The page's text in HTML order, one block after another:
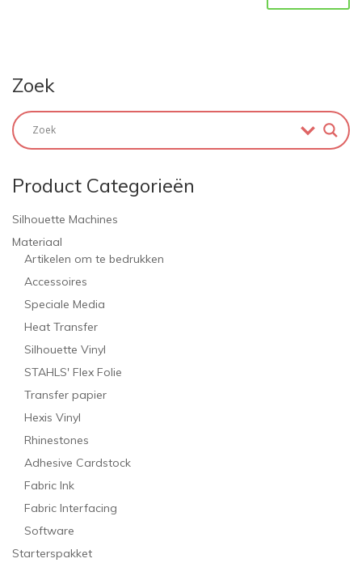
Zoek
Product Categorieën
Silhouette Machines
Materiaal
Artikelen om te bedrukken
Accessoires
Speciale Media
Heat Transfer
Silhouette Vinyl
STAHLS' Flex Folie
Transfer papier
Hexis Vinyl
Rhinestones
Adhesive Cardstock
Fabric Ink
Fabric Interfacing
Software
Starterspakket